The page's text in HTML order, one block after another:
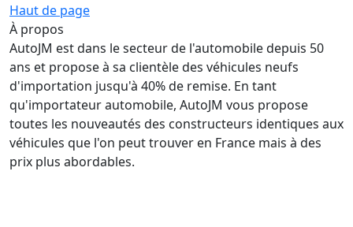
Haut de page
À propos
AutoJM est dans le secteur de l'automobile depuis 50
ans et propose à sa clientèle des véhicules neufs
d'importation jusqu'à 40% de remise. En tant
qu'importateur automobile, AutoJM vous propose
toutes les nouveautés des constructeurs identiques aux
véhicules que l'on peut trouver en France mais à des
prix plus abordables.